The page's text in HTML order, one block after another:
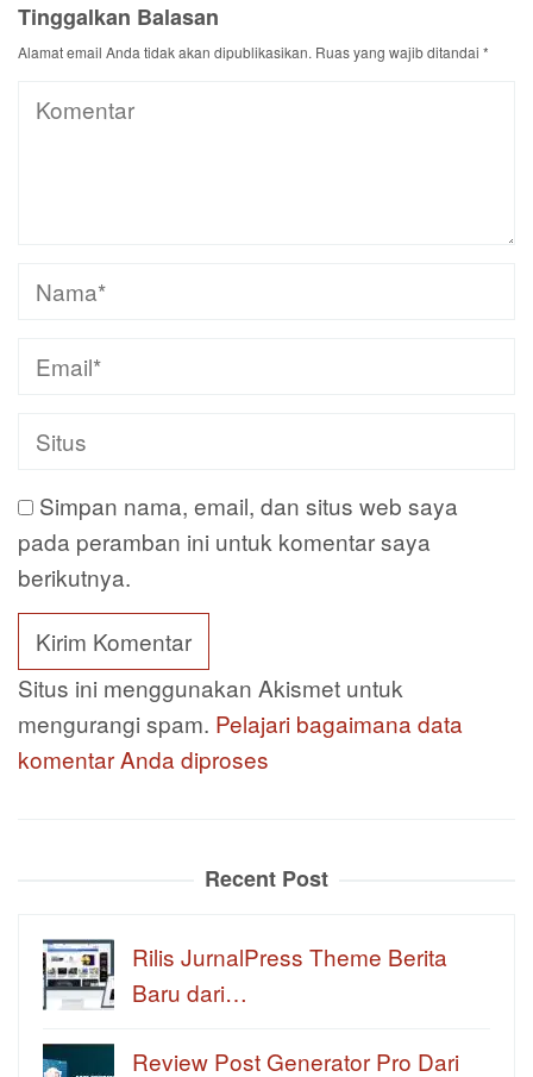
Tinggalkan Balasan
Alamat email Anda tidak akan dipublikasikan. Ruas yang wajib ditandai *
Simpan nama, email, dan situs web saya
pada peramban ini untuk komentar saya
berikutnya.
Situs ini menggunakan Akismet untuk
mengurangi spam. Pelajari bagaimana data
komentar Anda diproses
Recent Post
Rilis JurnalPress Theme Berita
Baru dari…
Review Post Generator Pro Dari